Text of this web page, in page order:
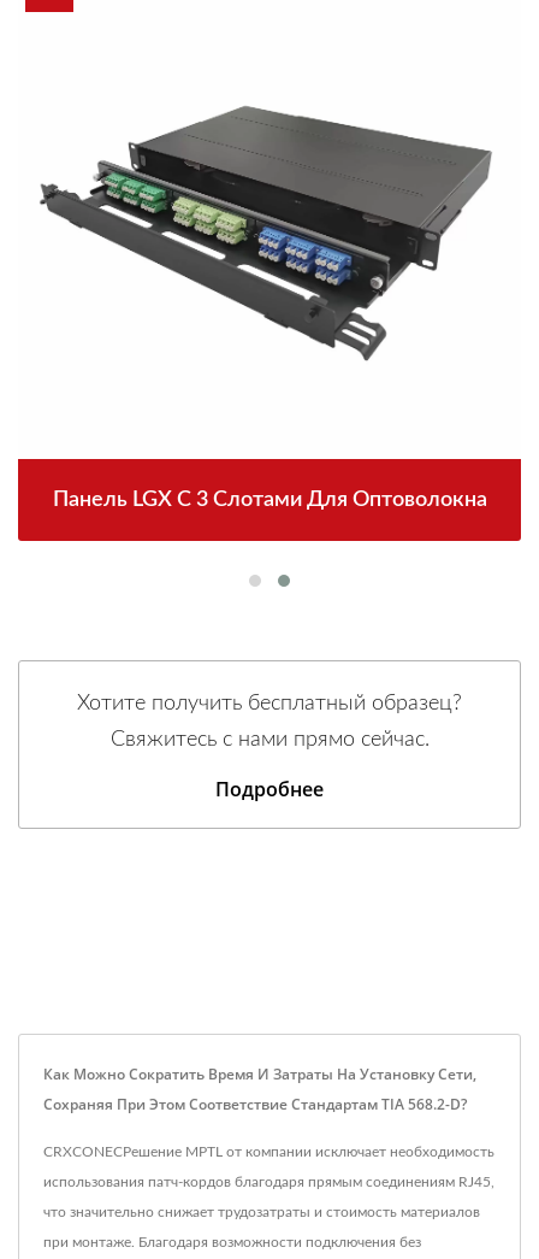
Панель LGX С 3 Слотами Для Оптоволокна
Хотите получить бесплатный образец?
Свяжитесь с нами прямо сейчас.
Подробнее
Как Можно Сократить Время И Затраты На Установку Сети,
Сохраняя При Этом Соответствие Стандартам TIA 568.2-D?
CRXCONECРешение MPTL от компании исключает необходимость
использования патч-кордов благодаря прямым соединениям RJ45,
что значительно снижает трудозатраты и стоимость материалов
при монтаже. Благодаря возможности подключения без